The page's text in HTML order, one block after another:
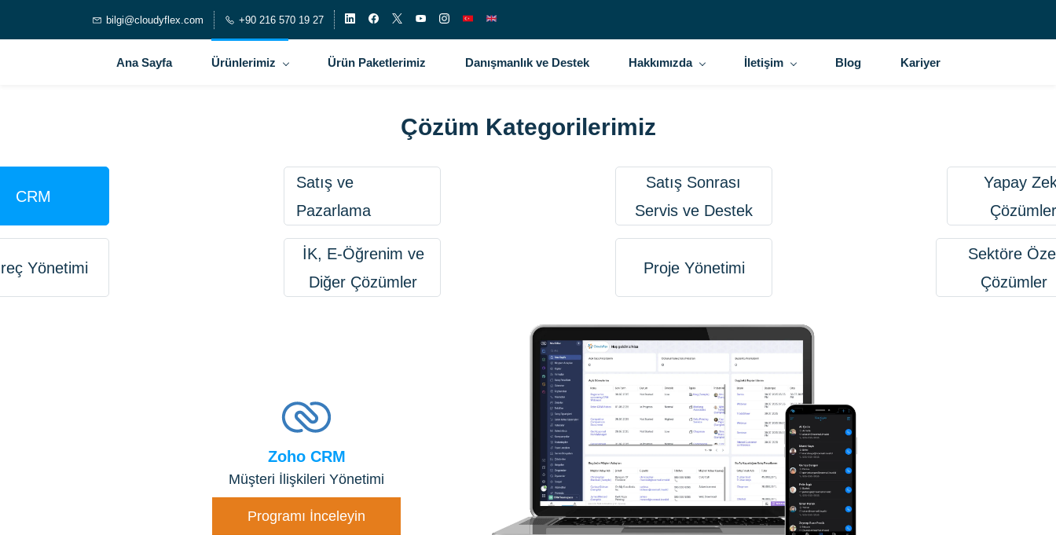
bilgi@cloudyflex.com +90 216 570 19 27
Ana Sayfa Ürünlerimiz Ürün Paketlerimiz Danışmanlık ve Destek Hakkımızda İletişim Blog Kariyer
Çözüm Kategorilerimiz
CRM
Satış ve
Pazarlama
Satış Sonrası
Servis ve Destek
Yapay
Proje Yönetimi
İK, E-Öğrenim ve
Diğer Çözümler
Yönetimi
Sektöre
Çözümler
ZohoCRM
Müşteri İlişkileri Yönetimi
Programı İnceleyin